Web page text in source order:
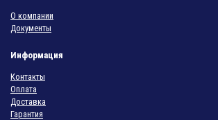
О компании
Документы
Информация
Контакты
Оплата
Доставка
Гарантия